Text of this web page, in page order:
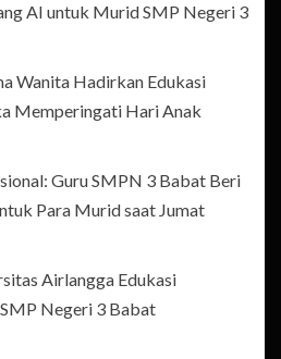
AI untuk Murid SMP Negeri 3
Wanita Hadirkan Edukasi
Memperingati Hari Anak
Guru SMPN 3 Babat Beri
Para Murid saat Jumat
Airlangga Edukasi
Negeri 3 Babat